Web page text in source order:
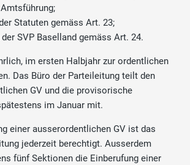
Statuten gemäss Art. 23;
SVP Baselland gemäss Art. 24.
im ersten Halbjahr zur ordentlichen
Das Büro der Parteileitung teilt den
GV und die provisorische
im Januar mit.
einer ausserordentlichen GV ist das
jederzeit berechtigt. Ausserdem
fünf Sektionen die Einberufung einer